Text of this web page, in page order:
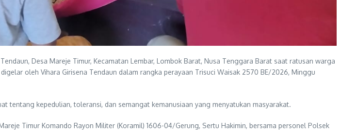
Desa Mareje Timur, Kecamatan Lembar, Lombok Barat, Nusa Tenggara Barat saat ratusan warga
oleh Vihara Girisena Tendaun dalam rangka perayaan Trisuci Waisak 2570 BE/2026, Minggu
tentang kepedulian, toleransi, dan semangat kemanusiaan yang menyatukan masyarakat.
Timur Komando Rayon Militer (Koramil) 1606-04/Gerung, Sertu Hakimin, bersama personel Polsek